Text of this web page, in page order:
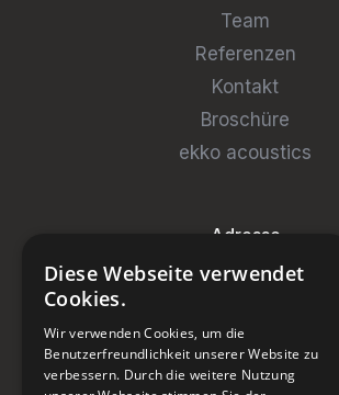
Team
Referenzen
Kontakt
Broschüre
ekko acoustics
Adresse
Steinburg Group GmbH
CH-5466 Kaiserstuhl
+41 43 433 00 25
Diese Webseite verwendet
Cookies.
Wir verwenden Cookies, um die
Benutzerfreundlichkeit unserer Website zu
verbessern. Durch die weitere Nutzung